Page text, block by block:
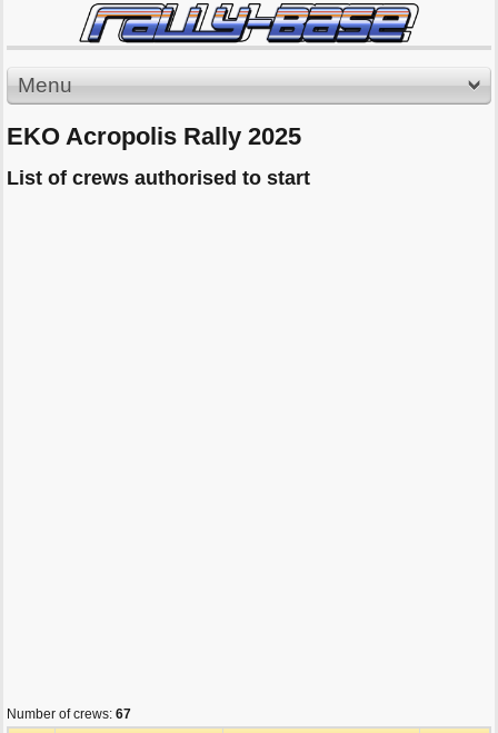
Menu
EKO Acropolis Rally 2025
List of crews authorised to start
Number of crews: 67